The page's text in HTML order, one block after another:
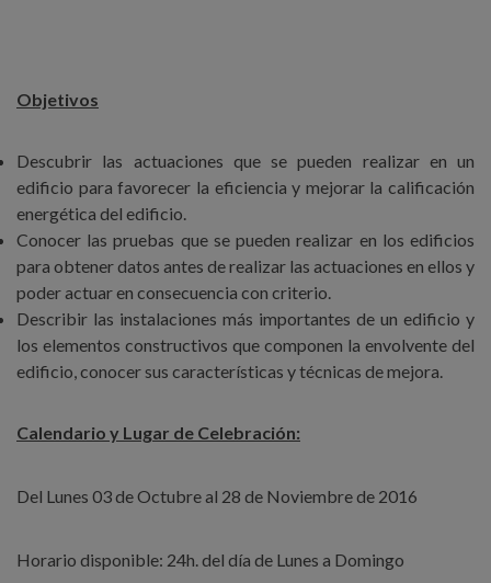
Objetivos
Descubrir las actuaciones que se pueden realizar en un
edificio para favorecer la eficiencia y mejorar la calificación
energética del edificio.
Conocer las pruebas que se pueden realizar en los edificios
para obtener datos antes de realizar las actuaciones en ellos y
poder actuar en consecuencia con criterio.
Describir las instalaciones más importantes de un edificio y
los elementos constructivos que componen la envolvente del
edificio, conocer sus características y técnicas de mejora.
Calendario y Lugar de Celebración:
Del Lunes 03 de Octubre al 28 de Noviembre de 2016
Horario disponible: 24h. del día de Lunes a Domingo